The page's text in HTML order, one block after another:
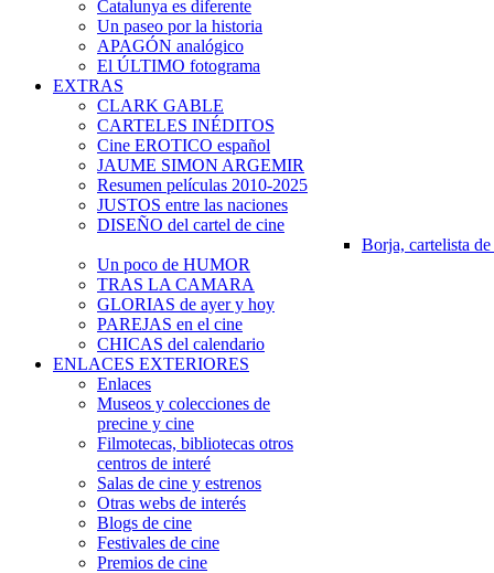
Catalunya es diferente
Un paseo por la historia
APAGÓN analógico
El ÚLTIMO fotograma
EXTRAS
CLARK GABLE
CARTELES INÉDITOS
Cine EROTICO español
JAUME SIMON ARGEMIR
Resumen películas 2010-2025
JUSTOS entre las naciones
DISEÑO del cartel de cine
Borja, cartelista
Un poco de HUMOR
TRAS LA CAMARA
GLORIAS de ayer y hoy
PAREJAS en el cine
CHICAS del calendario
ENLACES EXTERIORES
Enlaces
Museos y colecciones de
precine y cine
Filmotecas, bibliotecas otros
centros de interé
Salas de cine y estrenos
Otras webs de interés
Blogs de cine
Festivales de cine
Premios de cine